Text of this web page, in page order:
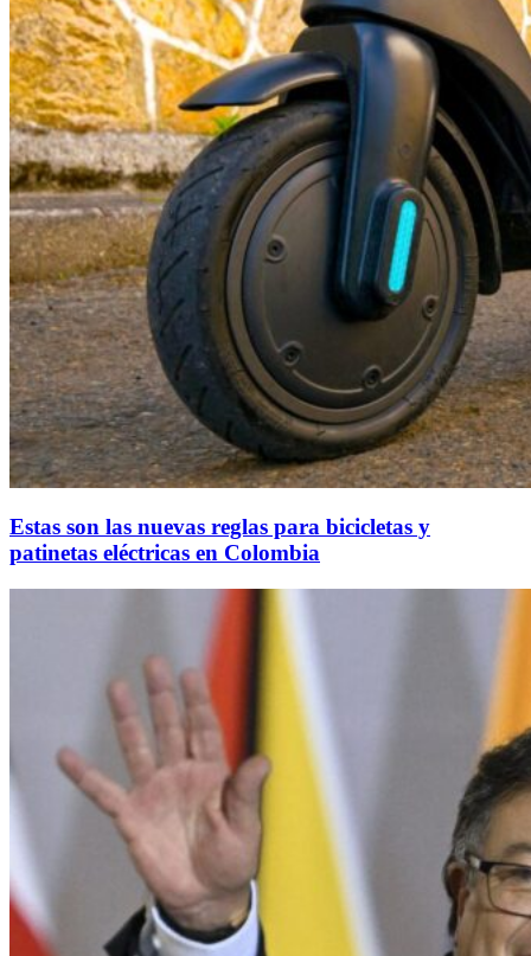
Estas son las nuevas reglas para bicicletas y
patinetas eléctricas en Colombia